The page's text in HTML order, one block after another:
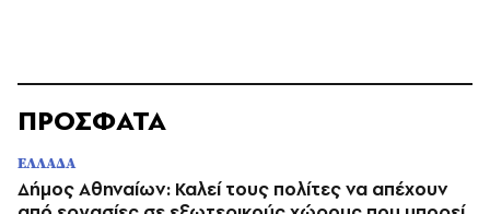
ΠΡΟΣΦΑΤΑ
ΕΛΛΑΔΑ
Δήμος Αθηναίων: Καλεί τους πολίτες να απέχουν